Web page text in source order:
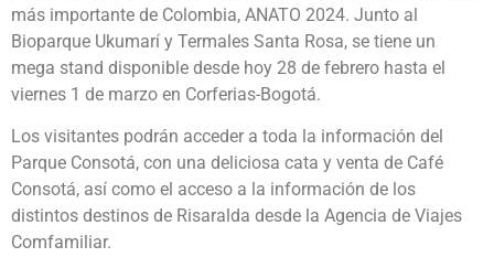
más importante de Colombia, ANATO 2024. Junto al
Bioparque Ukumarí y Termales Santa Rosa, se tiene un
mega stand disponible desde hoy 28 de febrero hasta el
viernes 1 de marzo en Corferias-Bogotá.
Los visitantes podrán acceder a toda la información del
Parque Consotá, con una deliciosa cata y venta de Café
Consotá, así como el acceso a la información de los
distintos destinos de Risaralda desde la Agencia de Viajes
Comfamiliar.